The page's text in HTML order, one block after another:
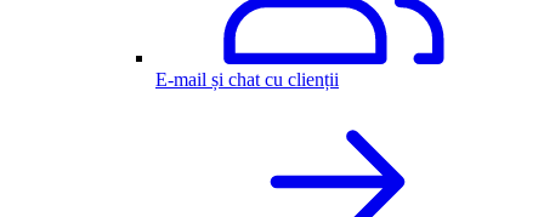
E-mail și chat cu clienții